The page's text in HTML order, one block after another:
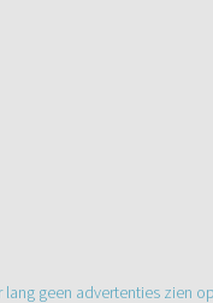
lang geen advertenties zien